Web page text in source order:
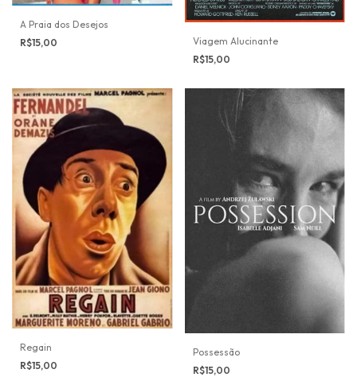
A Praia dos Desejos
R$15,00
Viagem Alucinante
R$15,00
Regain
R$15,00
Possessão
R$15,00